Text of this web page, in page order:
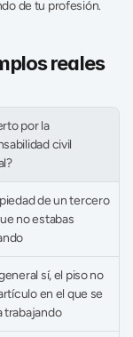
de tu profesión.
reales
por la
civil
de un tercero
no estabas
sí, el piso no
en el que se
trabajando